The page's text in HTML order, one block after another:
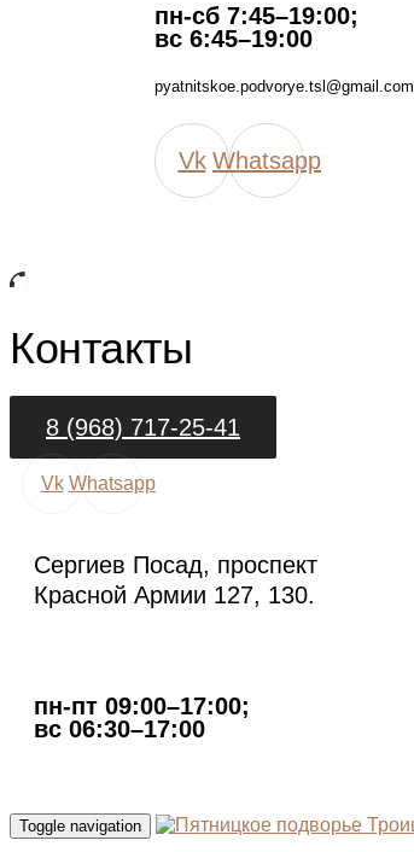
пн-сб 7:45–19:00;
вс 6:45–19:00
pyatnitskoe.podvorye.tsl@gmail.com
Vk Whatsapp
Контакты
8 (968) 717-25-41
Vk Whatsapp
Сергиев Посад, проспект
Красной Армии 127, 130.
пн-пт 09:00–17:00;
вс 06:30–17:00
Toggle navigation